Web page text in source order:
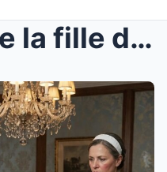
Je n’étais que la fille de la femme de ménage, mai...